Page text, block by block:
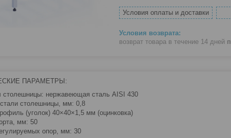
Условия оплаты и доставки
возврат товара в течение 14 дней
ПАРАМЕТРЫ:
столешницы: нержавеющая cталь AISI 430
столешницы, мм: 0,8
(уголок) 40×40×1,5 мм (оцинковка)
мм: 50
опор, мм: 30